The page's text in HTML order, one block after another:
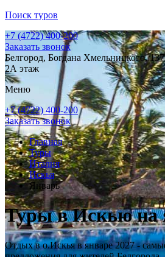
Поиск туров
+7 (4722) 400-200
Заказать звонок
Белгород, Богдана Хмельницкого,
2А этаж
Меню
+7 (4722) 400-200
Заказать звонок
Главная
Туры
Италия
Искья
Январь
Туры в Искью на
Отдых в о.Искья в январе 2027 -